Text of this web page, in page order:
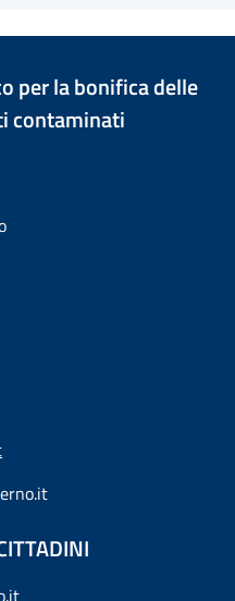
per la bonifica delle
contaminati